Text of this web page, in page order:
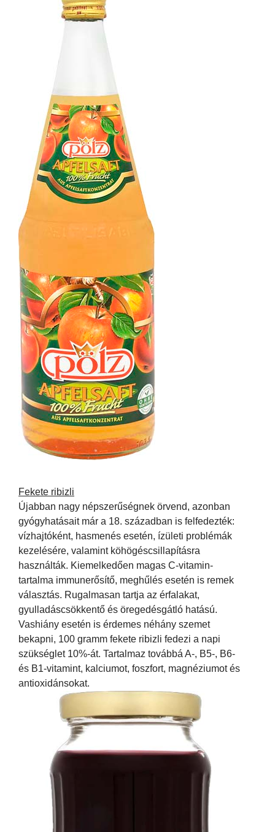
Fekete ribizli
Újabban nagy népszerűségnek örvend, azonban
gyógyhatásait már a 18. században is felfedezték:
vízhajtóként, hasmenés esetén, ízületi problémák
kezelésére, valamint köhögéscsillapításra
használták. Kiemelkedően magas C-vitamin-
tartalma immunerősítő, meghűlés esetén is remek
választás. Rugalmasan tartja az érfalakat,
gyulladáscsökkentő és öregedésgátló hatású.
Vashiány esetén is érdemes néhány szemet
bekapni, 100 gramm fekete ribizli fedezi a napi
szükséglet 10%-át. Tartalmaz továbbá A-, B5-, B6-
és B1-vitamint, kalciumot, foszfort, magnéziumot és
antioxidánsokat.